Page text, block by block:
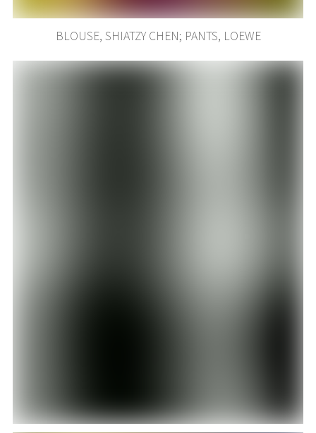
BLOUSE, SHIATZY CHEN; PANTS, LOEWE